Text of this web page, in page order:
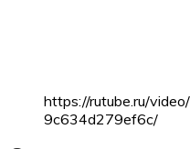
https://rutube.ru/
9c634d279ef6c/